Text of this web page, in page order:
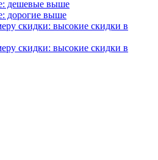
дешевые выше
дорогие выше
скидки: высокие скидки в
скидки: высокие скидки в